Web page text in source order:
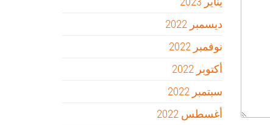
ديسمبر 2022
نوفمبر 2022
أكتوبر 2022
سبتمبر 2022
أغسطس 2022